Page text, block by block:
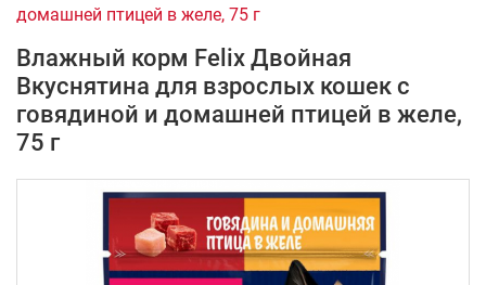
домашней птицей в желе, 75 г
Влажный корм Felix Двойная
Вкуснятина для взрослых кошек с
говядиной и домашней птицей в желе,
75 г